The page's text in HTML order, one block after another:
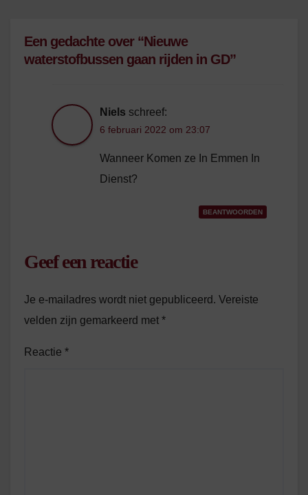
Een gedachte over “Nieuwe
waterstofbussen gaan rijden in GD”
Niels schreef:
6 februari 2022 om 23:07
Wanneer Komen ze In Emmen In
Dienst?
BEANTWOORDEN
Geef een reactie
Je e-mailadres wordt niet gepubliceerd. Vereiste
velden zijn gemarkeerd met *
Reactie *